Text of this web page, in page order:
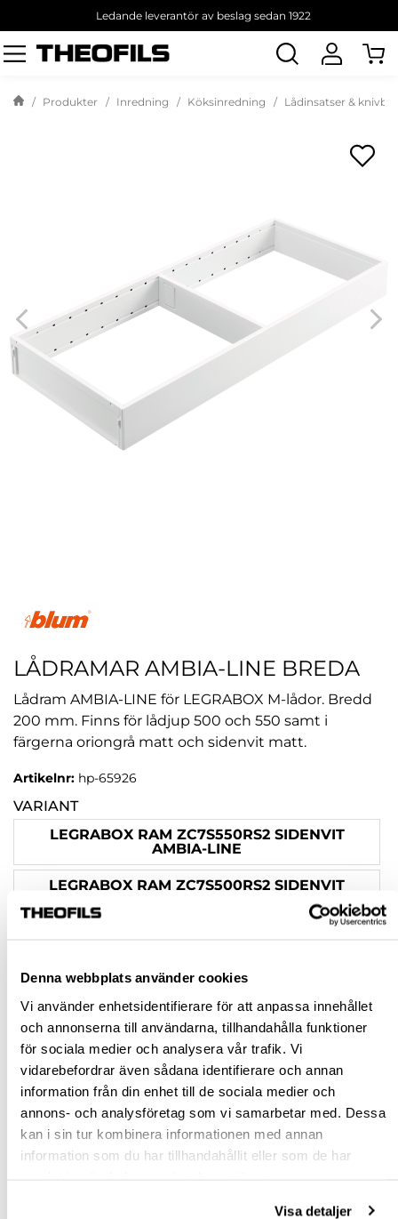
Denna webbplats använder cookies
Vi använder enhetsidentifierare för att anpassa innehållet
och annonserna till användarna, tillhandahålla funktioner
för sociala medier och analysera vår trafik. Vi
vidarebefordrar även sådana identifierare och annan
information från din enhet till de sociala medier och
annons- och analysföretag som vi samarbetar med. Dessa
kan i sin tur kombinera informationen med annan
information som du har tillhandahållit eller som de har
Visa detaljer
Ledande leverantör av beslag sedan 1922
Sök
produkt
Produkter Inredning Köksinredning Lådinsatser &
LÅDRAMAR AMBIA-LINE BREDA
Lådram AMBIA-LINE för LEGRABOX M-lådor. Bredd
200 mm. Finns för lådjup 500 och 550 samt i
färgerna oriongrå matt och sidenvit matt.
Artikelnr: hp-65926
VARIANT
LEGRABOX RAM ZC7S550RS2 SIDENVIT
AMBIA-LINE
LEGRABOX RAM ZC7S500RS2 SIDENVIT
LEGRABOX RAM ZC7S500RS2 ORIONGRÅ
AMBIA-LINE
Rensa val
VÄLJ VARIANT